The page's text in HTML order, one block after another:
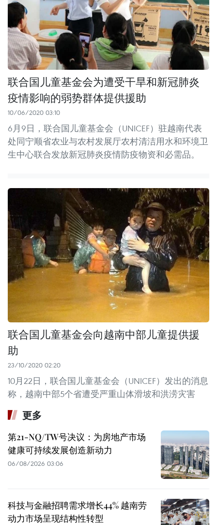
联合国儿童基金会为遭受干旱和新冠肺炎
疫情影响的弱势群体提供援助
10/06/2020 03:10
6月9日，联合国儿童基金会（UNICEF）驻越南代表
处同宁顺省农业与农村发展厅农村清洁用水和环境卫
生中心联合发放新冠肺炎疫情防疫物资和必需品。
联合国儿童基金会向越南中部儿童提供援
助
23/10/2020 02:20
10月22日，联合国儿童基金会（UNICEF）发出的消息
称，越南中部5个省遭受严重山体滑坡和洪涝灾害
更多
第21-NQ/TW号决议：为房地产市场
健康可持续发展创造新动力
06/08/2026 03:06
科技与金融招聘需求增长44% 越南劳
动力市场呈现结构性转型